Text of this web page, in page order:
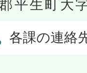
平生町大
各課の連絡